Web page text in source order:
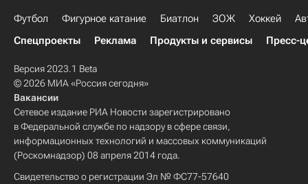
Футбол Фигурное катание Биатлон ЗОЖ Хоккей
Спецпроекты
Реклама Продукты и сервисы Пресс-
Версия 2023.1 Beta
© 2026 МИА «Россия сегодня»
Вакансии
Сетевое издание РИА Новости зарегистрировано
в Федеральной службе по надзору в сфере связи,
информационных технологий и массовых коммуникаций
(Роскомнадзор) 08 апреля 2014 года.
Свидетельство о регистрации Эл № ФС77-57640